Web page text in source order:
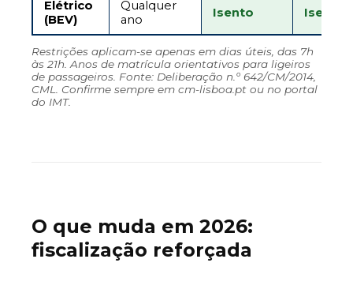
Elétrico
(BEV)
Qualquer
ano
Isento Isento
Restrições aplicam-se apenas em dias úteis, das 7h
às 21h. Anos de matrícula orientativos para ligeiros
de passageiros. Fonte: Deliberação n.º 642/CM/2014,
CML. Confirme sempre em cm-lisboa.pt ou no portal
do IMT.
O que muda em 2026:
fiscalização reforçada